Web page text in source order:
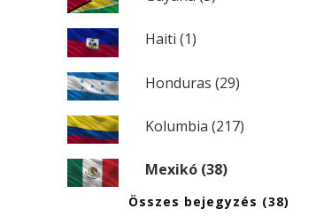
Haiti (1)
Honduras (29)
Kolumbia (217)
Mexikó (38)
Összes bejegyzés (38)